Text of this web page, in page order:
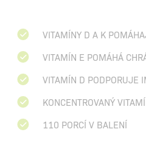
VITAMÍNY D A K
VITAMÍN E POMÁHÁ
VITAMÍN D PODPORUJE
KONCENTROVANÝ
110 PORCÍ V BALENÍ